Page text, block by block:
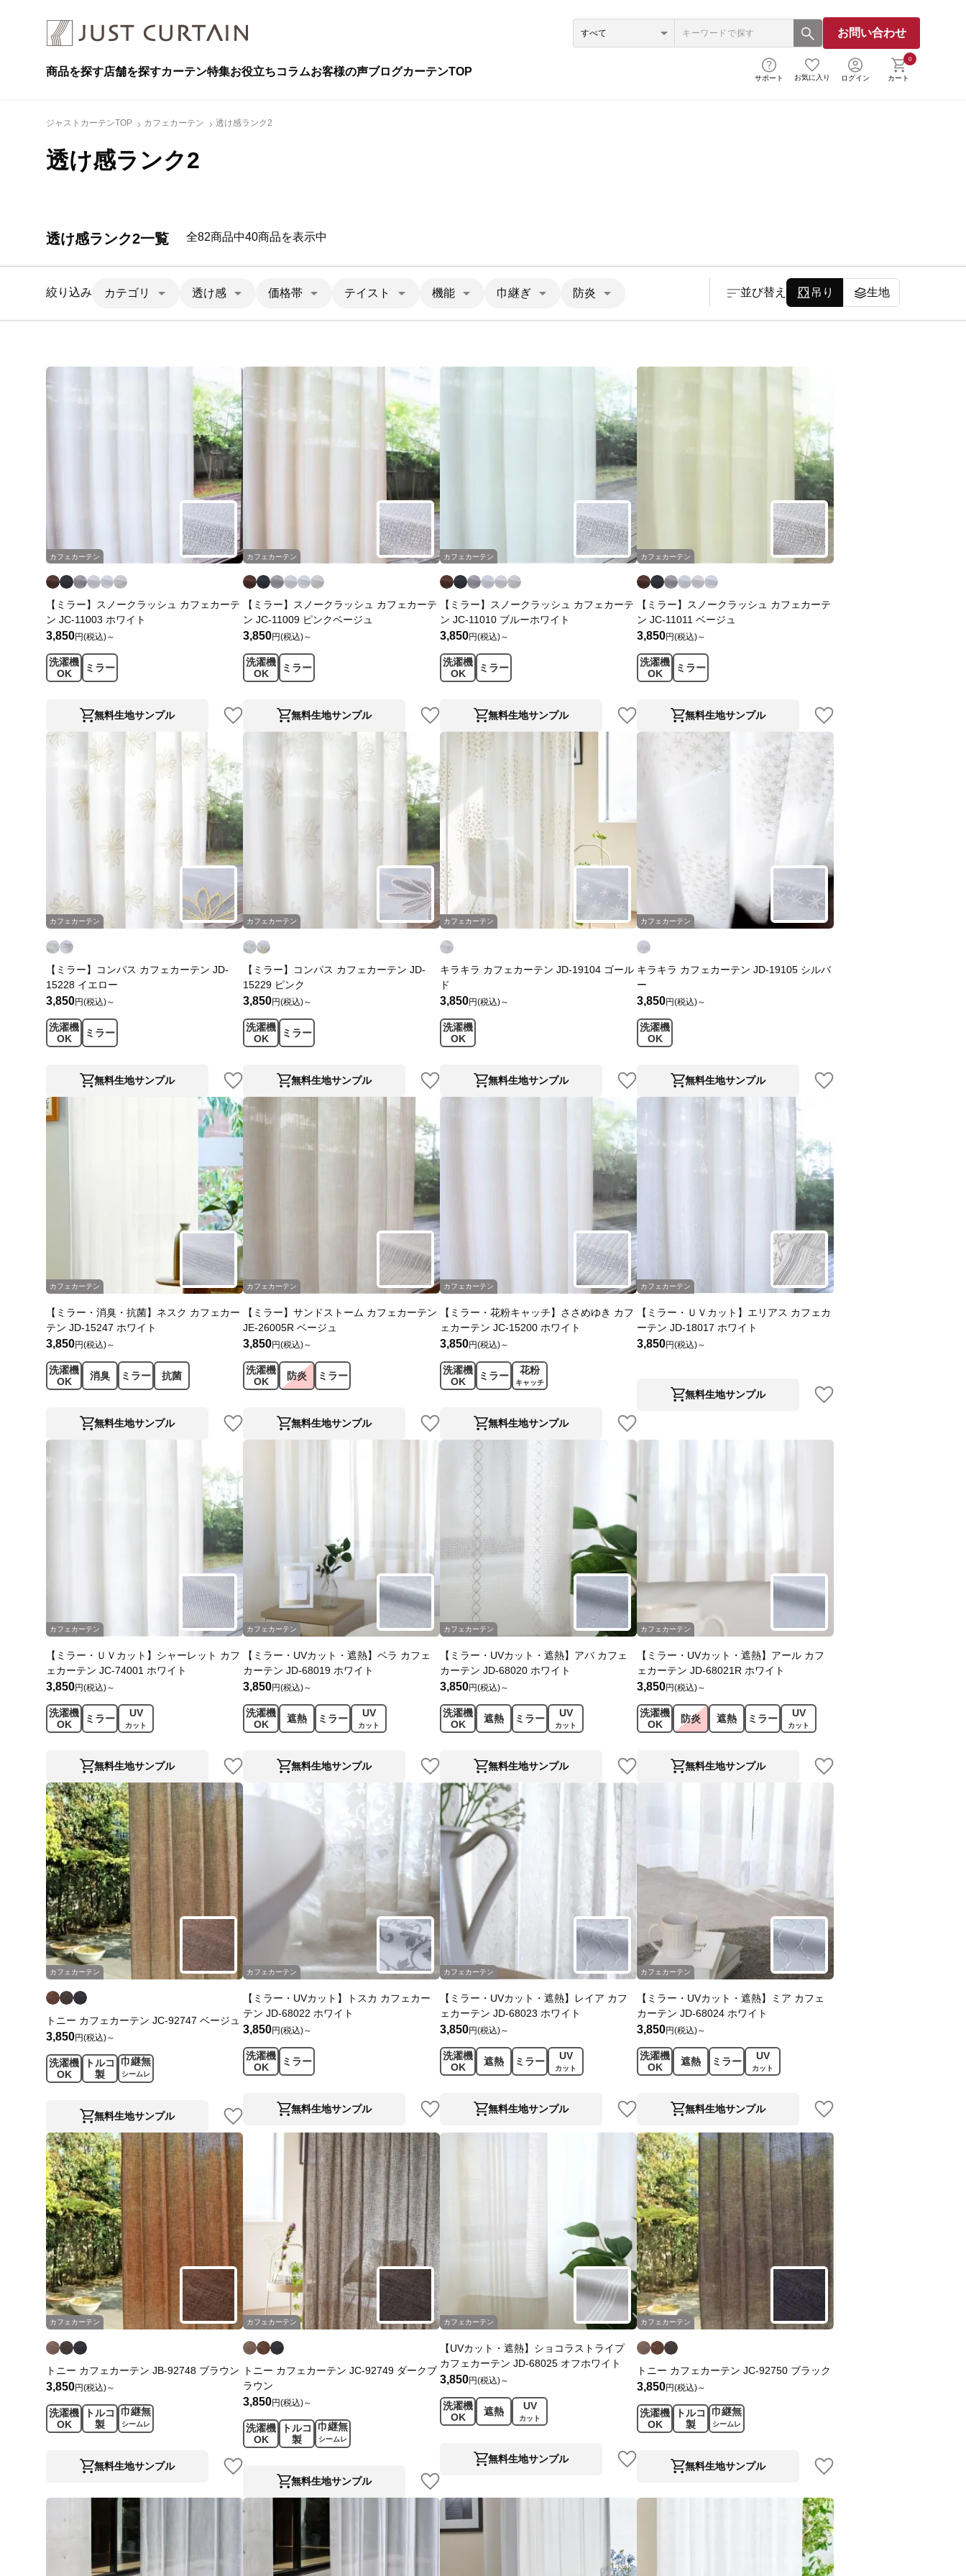
お問い合わせ
商品を探す店舗を探すカーテン特集お役立ちコラムお客様の声ブログカーテンTOP
サポート お気に入り ログイン
0
カート
ジャストカーテンTOP カフェカーテン 透け感ランク2
透け感ランク2
透け感ランク2一覧 全82商品中40商品を表示中
絞り込み カテゴリ 透け感 価格帯 テイスト 機能 巾継ぎ 防炎 並び替え 吊り 生地
カフェカーテン
【ミラー】スノークラッシュ カフェカーテ
ン JC-11003 ホワイト
3,850円(税込)～
洗濯機
OK
ミラー
無料生地サンプル
カフェカーテン
【ミラー】スノークラッシュ カフェカーテ
ン JC-11009 ピンクベージュ
3,850円(税込)～
洗濯機
OK
ミラー
無料生地サンプル
カフェカーテン
【ミラー】スノークラッシュ カフェカーテ
ン JC-11010 ブルーホワイト
3,850円(税込)～
洗濯機
OK
ミラー
無料生地サンプル
カフェカーテン
【ミラー】スノークラッシュ カフェカーテ
ン JC-11011 ベージュ
3,850円(税込)～
洗濯機
OK
ミラー
無料生地サンプル
カフェカーテン
【ミラー】コンパス カフェカーテン JD-
15228 イエロー
3,850円(税込)～
洗濯機
OK
ミラー
無料生地サンプル
カフェカーテン
【ミラー】コンパス カフェカーテン JD-
15229 ピンク
3,850円(税込)～
洗濯機
OK
ミラー
無料生地サンプル
カフェカーテン
キラキラ カフェカーテン JD-19104 ゴール
ド
3,850円(税込)～
洗濯機
OK
無料生地サンプル
カフェカーテン
キラキラ カフェカーテン JD-19105 シルバ
ー
3,850円(税込)～
洗濯機
OK
無料生地サンプル
カフェカーテン
【ミラー・消臭・抗菌】ネスク カフェカー
テン JD-15247 ホワイト
3,850円(税込)～
洗濯機
OK
消臭 ミラー 抗菌
無料生地サンプル
カフェカーテン
【ミラー】サンドストーム カフェカーテン
JE-26005R ベージュ
3,850円(税込)～
洗濯機
OK
防炎 ミラー
無料生地サンプル
カフェカーテン
【ミラー・花粉キャッチ】ささめゆき カフ
ェカーテン JC-15200 ホワイト
3,850円(税込)～
洗濯機
OK
ミラー 花粉
キャッチ
無料生地サンプル
カフェカーテン
【ミラー・ＵＶカット】エリアス カフェカ
ーテン JD-18017 ホワイト
3,850円(税込)～
無料生地サンプル
カフェカーテン
【ミラー・ＵＶカット】シャーレット カフ
ェカーテン JC-74001 ホワイト
3,850円(税込)～
洗濯機
OK
ミラー UV
カット
無料生地サンプル
カフェカーテン
【ミラー・UVカット・遮熱】ベラ カフェ
カーテン JD-68019 ホワイト
3,850円(税込)～
洗濯機
OK
遮熱 ミラー UV
カット
無料生地サンプル
カフェカーテン
【ミラー・UVカット・遮熱】アバ カフェ
カーテン JD-68020 ホワイト
3,850円(税込)～
洗濯機
OK
遮熱 ミラー UV
カット
無料生地サンプル
カフェカーテン
【ミラー・UVカット・遮熱】アール カフ
ェカーテン JD-68021R ホワイト
3,850円(税込)～
洗濯機
OK
防炎 遮熱 ミラー UV
カット
無料生地サンプル
カフェカーテン
トニー カフェカーテン JC-92747 ベージュ
3,850円(税込)～
洗濯機
OK
トルコ
製
巾継無
シームレ
ス
無料生地サンプル
カフェカーテン
【ミラー・UVカット】トスカ カフェカー
テン JD-68022 ホワイト
3,850円(税込)～
洗濯機
OK
ミラー
無料生地サンプル
カフェカーテン
【ミラー・UVカット・遮熱】レイア カフ
ェカーテン JD-68023 ホワイト
3,850円(税込)～
洗濯機
OK
遮熱 ミラー UV
カット
無料生地サンプル
カフェカーテン
【ミラー・UVカット・遮熱】ミア カフェ
カーテン JD-68024 ホワイト
3,850円(税込)～
洗濯機
OK
遮熱 ミラー UV
カット
無料生地サンプル
カフェカーテン
トニー カフェカーテン JB-92748 ブラウン
3,850円(税込)～
洗濯機
OK
トルコ
製
巾継無
シームレ
ス
無料生地サンプル
カフェカーテン
トニー カフェカーテン JC-92749 ダークブ
ラウン
3,850円(税込)～
洗濯機
OK
トルコ
製
巾継無
シームレ
ス
無料生地サンプル
カフェカーテン
【UVカット・遮熱】ショコラストライプ
カフェカーテン JD-68025 オフホワイト
3,850円(税込)～
洗濯機
OK
遮熱 UV
カット
無料生地サンプル
カフェカーテン
トニー カフェカーテン JC-92750 ブラック
3,850円(税込)～
洗濯機
OK
トルコ
製
巾継無
シームレ
ス
無料生地サンプル